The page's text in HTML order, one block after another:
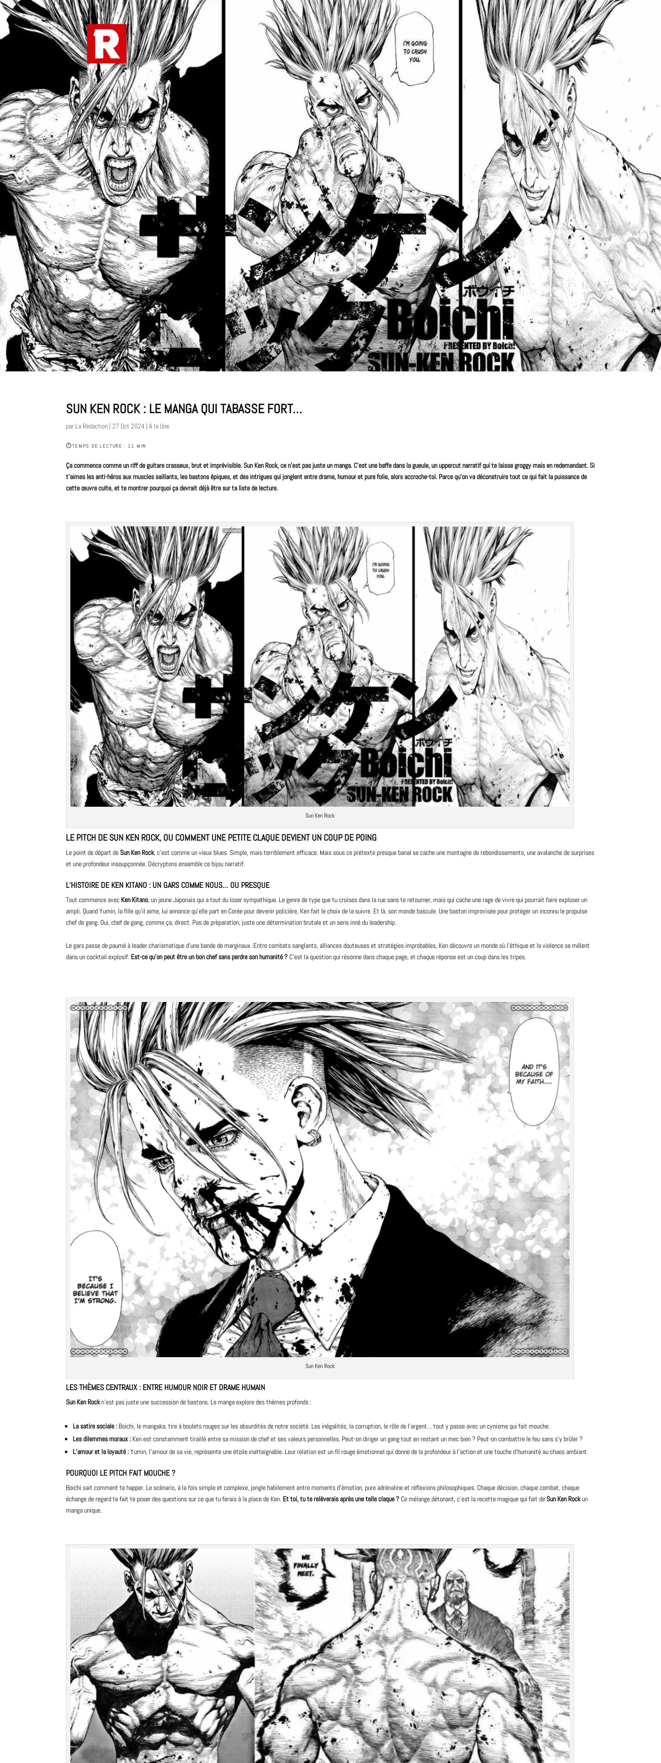
SUN KEN ROCK : LE MANGA QUI TABASSE FORT…
par La Rédaction |27 Oct 2024 |À la Une
⏱TEMPS DE LECTURE : 11 MIN
Ça commence comme un riff deguitarecrasseux, brut et imprévisible.Sun Ken Rock, ce n’est pas juste unmanga. C’est une baffe dans la gueule, un uppercut narratif qui te laisse groggy mais en redemandant. Si
t’aimes les anti-héros aux muscles saillants, les bastons épiques, et des intrigues qui jonglent entre drame, humour et pure folie, alors accroche-toi. Parce qu’on va déconstruire tout ce qui fait la puissance de
cette œuvreculte, et te montrer pourquoi ça devrait déjà être sur ta liste de lecture.
Sun Ken Rock
LE PITCH DE SUN KEN ROCK, OU COMMENT UNE PETITE CLAQUE DEVIENT UN COUP DE POING
Le point de départ deSun Ken Rock, c’est comme un vieuxblues. Simple, mais terriblement efficace. Mais sous ce prétexte presque banal se cache une montagne de rebondissements, une avalanche de surprises
et une profondeur insoupçonnée. Décryptons ensemble ce bijou narratif.
L’HISTOIRE DE KEN KITANO : UN GARS COMME NOUS… OU PRESQUE
Tout commence avec Ken Kitano, un jeune Japonais qui a tout du loser sympathique. Le genre de type que tu croises dans la rue sans te retourner, mais qui cache une rage de vivre qui pourrait faire exploser un
ampli. Quand Yumin, la fille qu’il aime, lui annonce qu’elle part en Corée pour devenir policière, Ken fait le choix de la suivre. Et là, son monde bascule. Une baston improvisée pour protéger un inconnu le propulse
chef de gang. Oui, chef de gang, comme ça, direct. Pas de préparation, juste une détermination brutale et un sens inné du leadership.
Le gars passe de paumé à leader charismatique d’une bande de marginaux. Entre combats sanglants, alliances douteuses et stratégies improbables, Ken découvre un monde où l’éthique et la violence se mêlent
dans un cocktail explosif. Est-ce qu’on peut être un bon chef sans perdre son humanité ? C’est la question qui résonne dans chaquepage, et chaque réponse est un coup dans les tripes.
Sun Ken Rock
LES THÈMES CENTRAUX : ENTRE HUMOUR NOIR ET DRAME HUMAIN
Sun Ken Rockn’est pas juste une succession de bastons. Le manga explore des thèmes profonds :
La satire sociale : Boichi, le mangaka, tire à boulets rouges sur les absurdités de notre société. Les inégalités, la corruption, le rôle de l’argent… tout y passe avec un cynisme qui fait mouche.
Les dilemmes moraux : Ken est constamment tiraillé entre sa mission de chef et ses valeurs personnelles. Peut-on diriger un gang tout en restant un mec bien ? Peut-on combattre le feu sans s’y brûler ?
L’amour et la loyauté :Yumin, l’amour de sa vie, représente une étoile inatteignable. Leur relation est un fil rouge émotionnel qui donne de la profondeur à l’action et une touche d’humanité au chaos ambiant.
POURQUOI LE PITCH FAIT MOUCHE ?
Boichi sait comment te happer. Le scénario, à la fois simple et complexe, jongle habilement entre moments d’émotion, pure adrénaline et réflexions philosophiques. Chaque décision, chaque combat, chaque
échange de regard te fait te poser des questions sur ce que tu ferais à la place de Ken. Et toi, tu te relèverais après une telle claque ? Ce mélange détonant, c’est la recette magique qui fait deSun Ken Rockun
manga unique.